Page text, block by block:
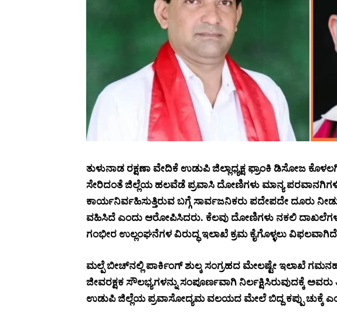
ತುಳುನಾಡ ರಕ್ಷಣಾ ವೇದಿಕೆ ಉಡುಪಿ ಜಿಲ್ಲಾಧ್ಯಕ್ಷ ಫ್ರಾಂಕಿ ಡಿಸೋಜ
ಸೇರಿದಂತೆ ಜಿಲ್ಲೆಯ ಹಲವೆಡೆ ಪ್ರವಾಸಿ ದೋಣಿಗಳು ಮಾನ್ಯ
ಕಾರ್ಯನಿರ್ವಹಿಸುತ್ತಿರುವ ಬಗ್ಗೆ ಸಾರ್ವಜನಿಕರು ಪದೇಪದೇ ದೂರು
ವಹಿಸಿದೆ ಎಂದು ಆರೋಪಿಸಿದರು. ಕೆಲವು ದೋಣಿಗಳು ನಕಲಿ
ಗಂಭೀರ ಉಲ್ಲಂಘನೆಗಳ ವಿರುದ್ಧ ಇಲಾಖೆ ಕ್ರಮ ಕೈಗೊಳ್ಳಲು
ಮಲ್ಪೆ ಬೀಚ್‌ನಲ್ಲಿ ಪಾರ್ಕಿಂಗ್ ಶುಲ್ಕ ಸಂಗ್ರಹದ ಮೇಲಷ್ಟೇ ಇಲಾಖೆ
ಜೀವರಕ್ಷಕ ಸೌಲಭ್ಯಗಳನ್ನು ಸಂಪೂರ್ಣವಾಗಿ ನಿರ್ಲಕ್ಷಿಸಿರುವುದಕ್ಕೆ ಅವರು
ಉಡುಪಿ ಜಿಲ್ಲೆಯ ಪ್ರವಾಸೋದ್ಯಮ ವಲಯದ ಮೇಲೆ ಬಿದ್ದ ಕಪ್ಪು ಚುಕ್ಕೆ